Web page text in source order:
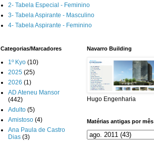
2- Tabela Especial - Feminino
3- Tabela Aspirante - Masculino
4- Tabela Aspirante - Feminino
Categorias/Marcadores
1º Kyo (10)
2025 (25)
2026 (1)
AD Ateneu Mansor
(442)
Adulto (5)
Amistoso (4)
Ana Paula de Castro
Dias (3)
Navarro Building
Hugo Engenharia
Matérias antigas por mês